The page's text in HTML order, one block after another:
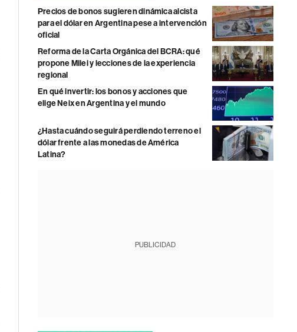
Precios de bonos sugieren dinámica alcista
para el dólar en Argentina pese a intervención
oficial
Reforma de la Carta Orgánica del BCRA: qué
propone Milei y lecciones de la experiencia
regional
En qué invertir: los bonos y acciones que
elige Neix en Argentina y el mundo
¿Hasta cuándo seguirá perdiendo terreno el
dólar frente a las monedas de América
Latina?
PUBLICIDAD